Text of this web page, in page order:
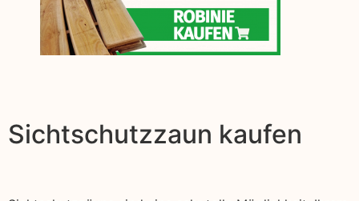
Sichtschutzzaun kaufen